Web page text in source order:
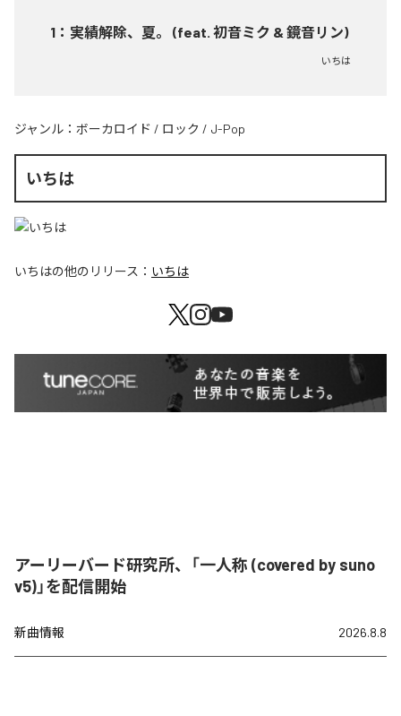
1 ： 実績解除、夏。 (feat. 初音ミク & 鏡音リン)
いちは
ジャンル： ボーカロイド / ロック / J-Pop
いちは
いちはの他のリリース： いちは
アーリーバード研究所、「一人称 (covered by suno
v5)」を配信開始
新曲情報 2026.8.8